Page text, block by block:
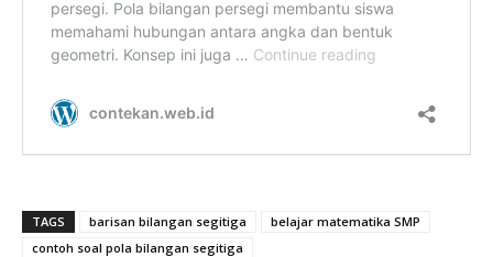
TAGS barisan bilangan segitiga
belajar matematika SMP
contoh soal pola bilangan segitiga